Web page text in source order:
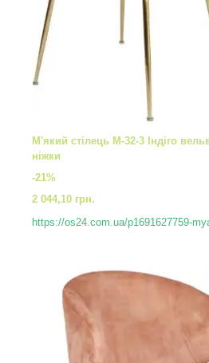
М'який стілець M-32-3 Індіго
ніжки
-21%
2 044,10 грн.
https://os24.com.ua/p1691627759-